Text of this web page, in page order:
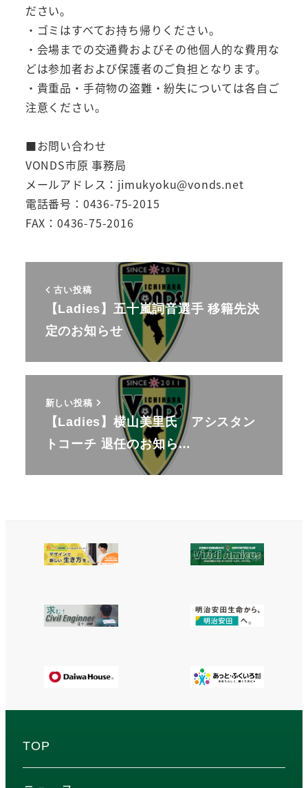
ださい。
・ゴミはすべてお持ち帰りください。
・会場までの交通費およびその他個人的な費用な
どは参加者および保護者のご負担となります。
・貴重品・手荷物の盗難・紛失については各自ご
注意ください。
■お問い合わせ
VONDS市原 事務局
メールアドレス：jimukyoku@vonds.net
電話番号：0436-75-2015
FAX：0436-75-2016
古い投稿
【Ladies】五十嵐詞音選手 移籍先決
定のお知らせ
新しい投稿
【Ladies】横山美里氏 アシスタン
トコーチ 退任のお知ら…
TOP